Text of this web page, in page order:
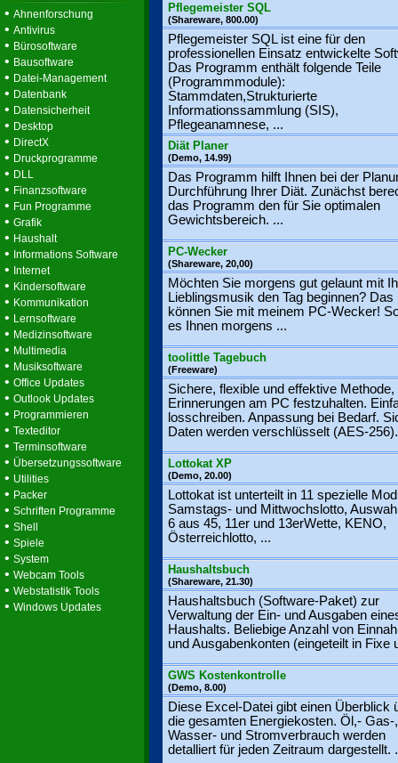
• Ahnenforschung
• Antivirus
• Bürosoftware
• Bausoftware
• Datei-Management
• Datenbank
• Datensicherheit
• Desktop
• DirectX
• Druckprogramme
• DLL
• Finanzsoftware
• Fun Programme
• Grafik
• Haushalt
• Informations Software
• Internet
• Kindersoftware
• Kommunikation
• Lernsoftware
• Medizinsoftware
• Multimedia
• Musiksoftware
• Office Updates
• Outlook Updates
• Programmieren
• Texteditor
• Terminsoftware
• Übersetzungssoftware
• Utilities
• Packer
• Schriften Programme
• Shell
• Spiele
• System
• Webcam Tools
• Webstatistik Tools
• Windows Updates
Pflegemeister SQL
(Shareware, 800.00)
Pflegemeister SQL ist eine für den
professionellen Einsatz entwickelte
Das Programm enthält folgende Teile
(Programmmodule):
Stammdaten,Strukturierte
Informationssammlung (SIS),
Pflegeanamnese, ...
Diät Planer
(Demo, 14.99)
Das Programm hilft Ihnen bei der
Durchführung Ihrer Diät. Zunächst
das Programm den für Sie optimalen
Gewichtsbereich. ...
PC-Wecker
(Shareware, 20,00)
Möchten Sie morgens gut gelaunt mit
Lieblingsmusik den Tag beginnen? Das
können Sie mit meinem PC-Wecker!
es Ihnen morgens ...
toolittle Tagebuch
(Freeware)
Sichere, flexible und effektive Methode,
Erinnerungen am PC festzuhalten.
losschreiben. Anpassung bei Bedarf.
Daten werden verschlüsselt (AES-
Lottokat XP
(Demo, 20.00)
Lottokat ist unterteilt in 11 spezielle
Samstags- und Mittwochslotto,
6 aus 45, 11er und 13erWette, KENO,
Österreichlotto, ...
Haushaltsbuch
(Shareware, 21.30)
Haushaltsbuch (Software-Paket) zur
Verwaltung der Ein- und Ausgaben
Haushalts. Beliebige Anzahl von
und Ausgabenkonten (eingeteilt in Fixe
GWS Kostenkontrolle
(Demo, 8.00)
Diese Excel-Datei gibt einen Überblick
die gesamten Energiekosten. Öl,- Gas-,
Wasser- und Stromverbrauch werden
detalliert für jeden Zeitraum dargestellt.